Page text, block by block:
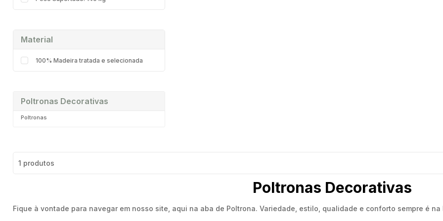
Material
100% Madeira tratada e selecionada
Poltronas Decorativas
Poltronas
1 produtos
Poltronas Decorativas
Fique à vontade para navegar em nosso site, aqui na aba de Poltrona. Variedade, estilo, qualidade e conforto sempre é na